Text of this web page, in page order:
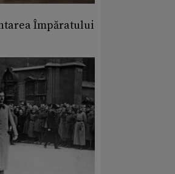
Împăratului